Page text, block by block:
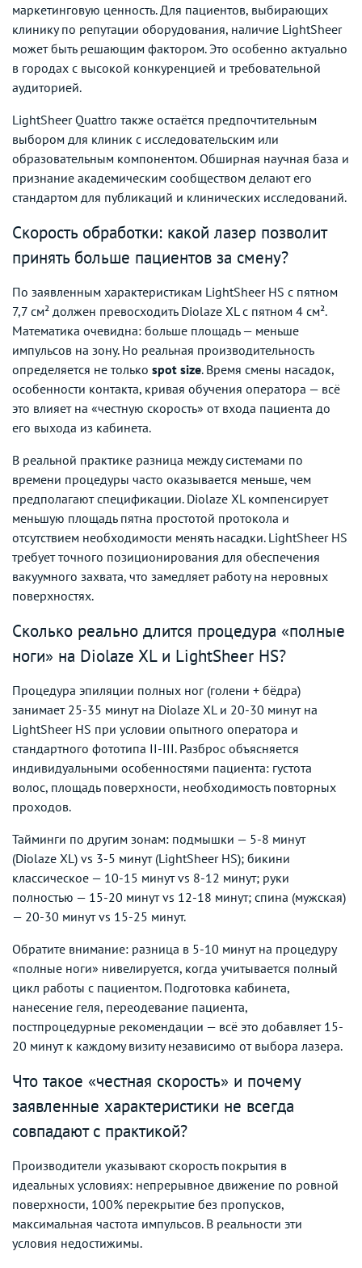
маркетинговую ценность. Для пациентов, выбирающих
клинику по репутации оборудования, наличие LightSheer
может быть решающим фактором. Это особенно актуально
в городах с высокой конкуренцией и требовательной
аудиторией.
LightSheer Quattro также остаётся предпочтительным
выбором для клиник с исследовательским или
образовательным компонентом. Обширная научная база и
признание академическим сообществом делают его
стандартом для публикаций и клинических исследований.
Скорость обработки: какой лазер позволит
принять больше пациентов за смену?
По заявленным характеристикам LightSheer HS с пятном
7,7 см² должен превосходить Diolaze XL с пятном 4 см².
Математика очевидна: больше площадь — меньше
импульсов на зону. Но реальная производительность
определяется не только spot size. Время смены насадок,
особенности контакта, кривая обучения оператора — всё
это влияет на «честную скорость» от входа пациента до
его выхода из кабинета.
В реальной практике разница между системами по
времени процедуры часто оказывается меньше, чем
предполагают спецификации. Diolaze XL компенсирует
меньшую площадь пятна простотой протокола и
отсутствием необходимости менять насадки. LightSheer HS
требует точного позиционирования для обеспечения
вакуумного захвата, что замедляет работу на неровных
поверхностях.
Сколько реально длится процедура «полные
ноги» на Diolaze XL и LightSheer HS?
Процедура эпиляции полных ног (голени + бёдра)
занимает 25-35 минут на Diolaze XL и 20-30 минут на
LightSheer HS при условии опытного оператора и
стандартного фототипа II-III. Разброс объясняется
индивидуальными особенностями пациента: густота
волос, площадь поверхности, необходимость повторных
проходов.
Тайминги по другим зонам: подмышки — 5-8 минут
(Diolaze XL) vs 3-5 минут (LightSheer HS); бикини
классическое — 10-15 минут vs 8-12 минут; руки
полностью — 15-20 минут vs 12-18 минут; спина (мужская)
— 20-30 минут vs 15-25 минут.
Обратите внимание: разница в 5-10 минут на процедуру
«полные ноги» нивелируется, когда учитывается полный
цикл работы с пациентом. Подготовка кабинета,
нанесение геля, переодевание пациента,
постпроцедурные рекомендации — всё это добавляет 15-
20 минут к каждому визиту независимо от выбора лазера.
Что такое «честная скорость» и почему
заявленные характеристики не всегда
совпадают с практикой?
Производители указывают скорость покрытия в
идеальных условиях: непрерывное движение по ровной
поверхности, 100% перекрытие без пропусков,
максимальная частота импульсов. В реальности эти
условия недостижимы.